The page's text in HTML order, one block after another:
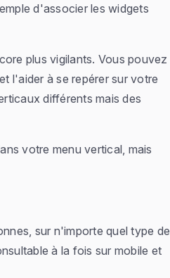
d'associer les widgets
plus vigilants. Vous pouvez
l'aider à se repérer sur votre
différents mais des
votre menu vertical, mais
sur n'importe quel type de
à la fois sur mobile et